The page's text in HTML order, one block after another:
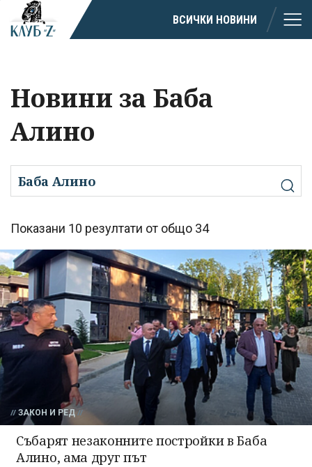
ВСИЧКИ НОВИНИ
Новини за Баба
Алино
Показани 10 резултати от общо 34
ЗАКОН И РЕД
Събарят незаконните постройки в Баба
Алино, ама друг път